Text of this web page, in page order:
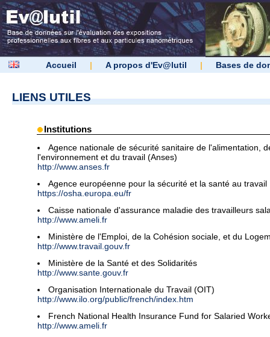
Accueil | A propos d'Ev@lutil | Bases de
LIENS UTILES
Institutions
Agence nationale de sécurité sanitaire de l'alimentation,
l'environnement et du travail (Anses)
http://www.anses.fr
Agence européenne pour la sécurité et la santé au travail
https://osha.europa.eu/fr
Caisse nationale d'assurance maladie des travailleurs
http://www.ameli.fr
Ministère de l'Emploi, de la Cohésion sociale, et du
http://www.travail.gouv.fr
Ministère de la Santé et des Solidarités
http://www.sante.gouv.fr
Organisation Internationale du Travail (OIT)
http://www.ilo.org/public/french/index.htm
French National Health Insurance Fund for Salaried
http://www.ameli.fr